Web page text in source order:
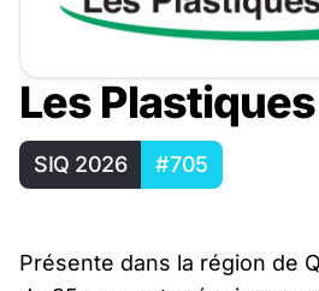
Les
SIQ 2026 #705
Présente dans la région de